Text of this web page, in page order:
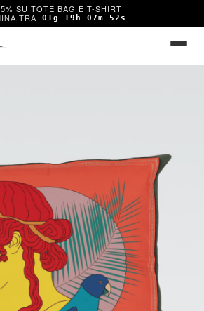
SU TOTE BAG E T-SHIRT
01g 19h 07m 52s